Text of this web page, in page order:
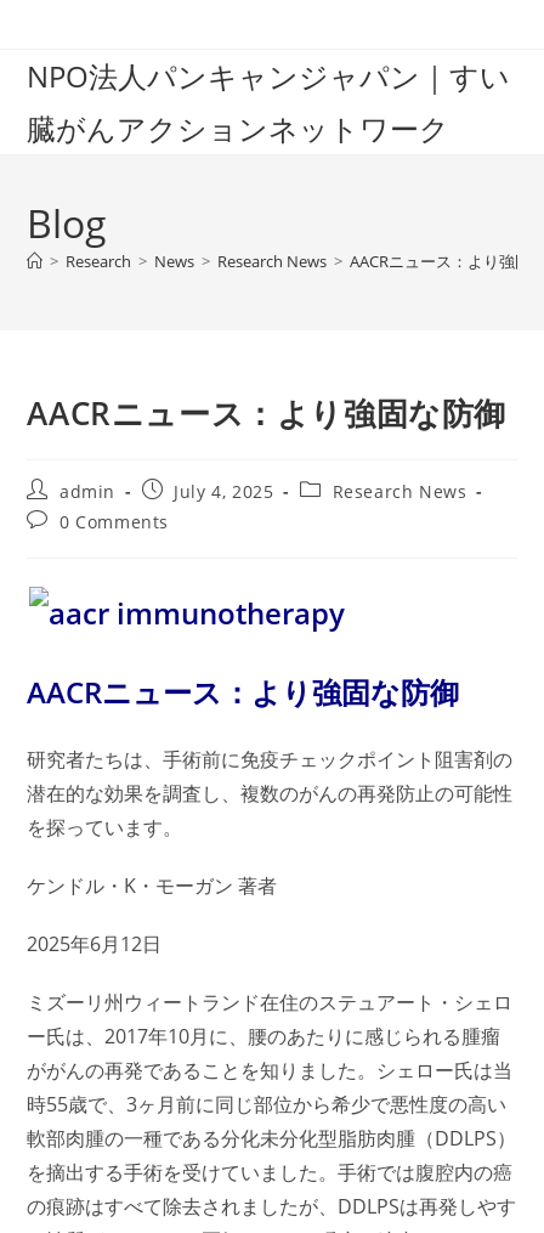
contentNPO法人パンキャンジャパン｜すい
臓がんアクションネットワーク
Blog
> Research > News > Research News > AACRニュース：より強固
AACRニュース：より強固な防御
Post
author:
admin
Post
published:
July 4, 2025
PostResearch News
Post0 Comments
AACRニュース：より強固な防御
研究者たちは、手術前に免疫チェックポイント阻害剤の
潜在的な効果を調査し、複数のがんの再発防止の可能性
を探っています。
ケンドル・K・モーガン 著者
2025年6月12日
ミズーリ州ウィートランド在住のステュアート・シェロ
ー氏は、2017年10月に、腰のあたりに感じられる腫瘤
ががんの再発であることを知りました。シェロー氏は当
時55歳で、3ヶ月前に同じ部位から希少で悪性度の高い
軟部肉腫の一種である分化未分化型脂肪肉腫（DDLPS）
を摘出する手術を受けていました。手術では腹腔内の癌
の痕跡はすべて除去されましたが、DDLPSは再発しやす